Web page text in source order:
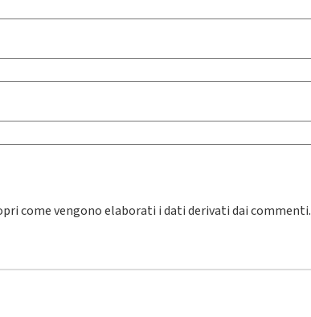
come vengono elaborati i dati derivati dai commenti.